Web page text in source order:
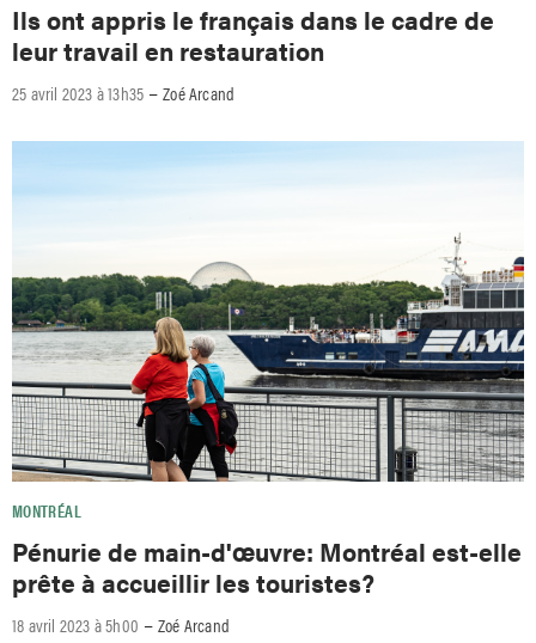
Ils ont appris le français dans le cadre de
leur travail en restauration
25 avril 2023 à 13h35 –Zoé Arcand
MONTRÉAL
Pénurie de main-d'œuvre: Montréal est-elle
prête à accueillir les touristes?
18 avril 2023 à 5h00 –Zoé Arcand